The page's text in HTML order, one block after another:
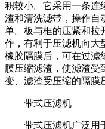
积较小。它采用一条连
渣和清洗滤带，操作自
单。板与框的压紧和拉
作，有利于压滤机向大
橡胶隔膜后，可在过滤
膜压缩滤渣，使滤渣受
变、滤渣受压缩的隔膜
带式压滤机
带式压滤机广泛用